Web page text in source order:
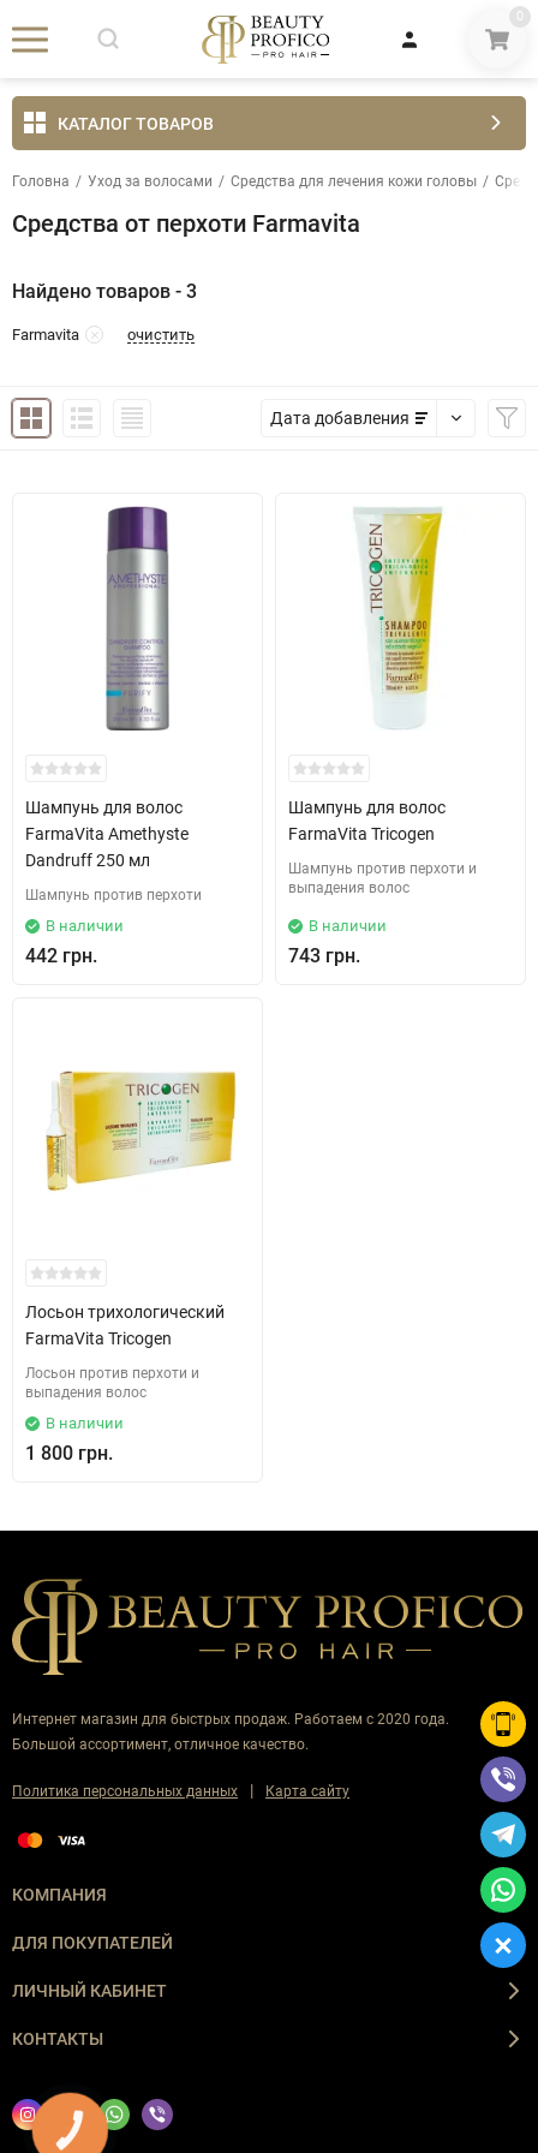
0
КАТАЛОГ ТОВАРОВ
Головна / Уход за волосами / Средства для лечения кожи головы /
Средства от перхоти Farmavita
Найдено товаров - 3
Farmavita очистить
Дата добавления
Шампунь для волос
FarmaVita Amethyste
Dandruff 250 мл
Шампунь против перхоти
В наличии
442 грн.
Шампунь для волос
FarmaVita Tricogen
Шампунь против перхоти и
выпадения волос
В наличии
743 грн.
Лосьон трихологический
FarmaVita Tricogen
Лосьон против перхоти и
выпадения волос
В наличии
1 800 грн.
Интернет магазин для быстрых продаж. Работаем с 2020 года.
Большой ассортимент, отличное качество.
Политика персональных данных | Карта сайту
КОМПАНИЯ
ДЛЯ ПОКУПАТЕЛЕЙ
ЛИЧНЫЙ КАБИНЕТ
КОНТАКТЫ
КНОПКА
ЗВ'ЯЗКУ